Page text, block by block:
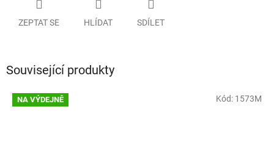
ZEPTAT SE HLÍDAT SDÍLET
Související produkty
NA VÝDEJNĚ Kód: 1573M